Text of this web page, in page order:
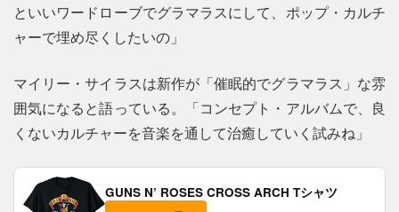
といいワードローブでグラマラスにして、ポップ・カルチ
ャーで埋め尽くしたいの」
マイリー・サイラスは新作が「催眠的でグラマラス」な雰
囲気になると語っている。「コンセプト・アルバムで、良
くないカルチャーを音楽を通して治癒していく試みね」
GUNS N’ ROSES CROSS ARCH Tシャツ